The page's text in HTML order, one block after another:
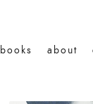
books about